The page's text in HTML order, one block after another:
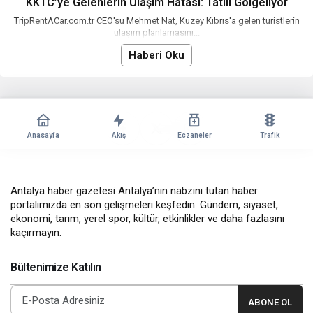
TripRentACar.com.tr CEO'su Mehmet Nat, Kuzey Kıbrıs'a gelen turistlerin
ulaşım planlamasını...
Haberi Oku
Anasayfa Akış Eczaneler Trafik
Antalya haber gazetesi Antalya’nın nabzını tutan haber
portalımızda en son gelişmeleri keşfedin. Gündem, siyaset,
ekonomi, tarım, yerel spor, kültür, etkinlikler ve daha fazlasını
kaçırmayın.
Bültenimize Katılın
ABONE OL